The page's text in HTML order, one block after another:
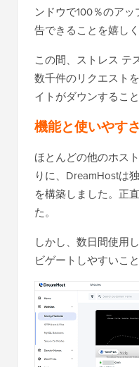
ンドウで100％のア
告できることを嬉しく
この間、ストレス テ
数千件のリクエスト
イトがダウンするこ
機能と使いやすさ
ほとんどの他のホス
りに、DreamHostは
を構築しました。正
た。
しかし、数日間使用
ビゲートしやすいこ